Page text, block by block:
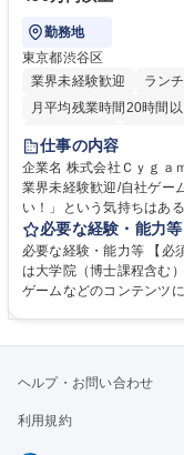
勤務地
東京都渋谷区
業界未経験歓迎
ラン
月平均残業時間20時間
住宅手当あり
交通費支給
土日祝休み
食事補助あり
仕事の内容
企業名 株式会社Ｃｙｇａｍｅｓ 求人名 【第二新卒オープン
業界未経験歓迎/自社ゲーム/WEB面接 仕事の内容
い！」という気持ちはあ
しているか悩んでいる方が対象となります
アナリストなど）、技術
ど）、デザイン職（デザ
ご希望と適正にマッチし
のご応募をお待ちしております。 募集職種 【第二新卒
必要な経験・能力等
必要な経験・能力等 【必
は大学院（博士課程含む
ゲームなどのコンテンツに親
ヘルプ・お問い合わせ
利用規約